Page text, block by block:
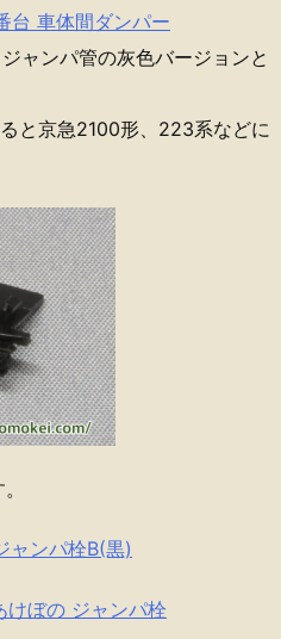
車体間ダンパー
ャンパ管の灰色バージョンと
と京急2100形、223系などに
ンパ栓B(黒)
ぼの ジャンパ栓